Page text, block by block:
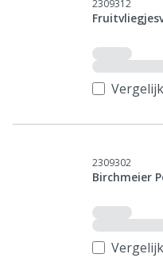
2309312
Vergelijk
2309302
Birchmeier
Vergelijk